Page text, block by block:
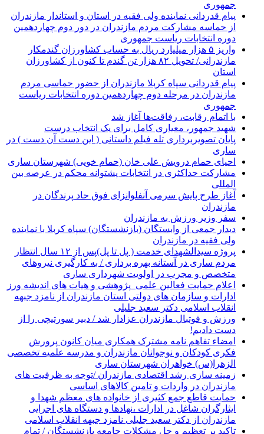
جمهوری
پیام قدردانی نماینده ولی فقیه در استان و استاندار مازندران
از حماسه مشارکت مردم مازندران در دور دوم چهاردهمین
دوره انتخابات ریاست جمهوری
واریز ۵ هزار میلیارد ریال به حساب کشاورزان گندمکار
مازندرانی/ تحویل ۸۲ هزار تن گندم تا کنون از کشاورزان
استان
پیام قدردانی سپاه کربلا مازندران از حضور حماسی مردم
مازندران در مرحله دوم چهاردهمین دوره انتخابات ریاست
جمهوری
با اتمام رقابت، رفاقت‌ها آغاز شد
شهید جمهور، معیاری کامل برای یک انتخاب درست
پایان تصویربرداری تله فیلم داستانی ( این دست آن دست ) در
ساری
احیای حمام درویش علی خان (حمام خویی) شهرستان ساری
مشارکت حداکثری در انتخابات پشتوانه محکم در عرصه بین
المللی
آغاز طرح پایش سرمی آنفلوانزای فوق حاد پرندگان در
مازندران
سفر وزیر ورزش به مازندران
دیدار جمعی از وابستگان (بازنشستگان) سپاه کربلا با نماینده
ولی فقیه در مازندران
پروژه سیدالشهدای خدمت ( پل تا پل)پس از ۱۲ سال انتظار
مردم ساری در آستانه بهره برداری / به کارگیری نیروهای
متخصص و مجرب در اولویت شهرداری ساری
اعلام حمایت فعالین علمی_پژوهشی و هیات های اندیشه ورز
ادارات و سازمان های دولتی استان مازندران از نامزد جبهه
انقلاب اسلامی دکتر سعید جلیلی
ورزش و فوتبال مازندران عزادار شد / دبیر سورتیچی را از
دست دادیم!
امضاء تفاهم نامه مشترک همکاری میان کانون پرورش
فکری کودکان و نوجوانان مازندران و مدرسه علمیه تخصصی
الزهرا(س) خواهران شهرستان ساری
زمینه سازی رشد اقتصادی مازندران /توجه به ظرفیت های
مازندران در واردات و تامین کالاهای اساسی
حمایت قاطع جمع کثیری از خانواده های معظم شهدا و
ایثارگران شاغل در ادارات ،نهادها و دستگاه های اجرایی
مازندران از دکتر سعید جلیلی نامزد جبهه انقلاب اسلامی
تاکید بر تعظیم و حل مشکلات جامعه بازنشستگان / تمام